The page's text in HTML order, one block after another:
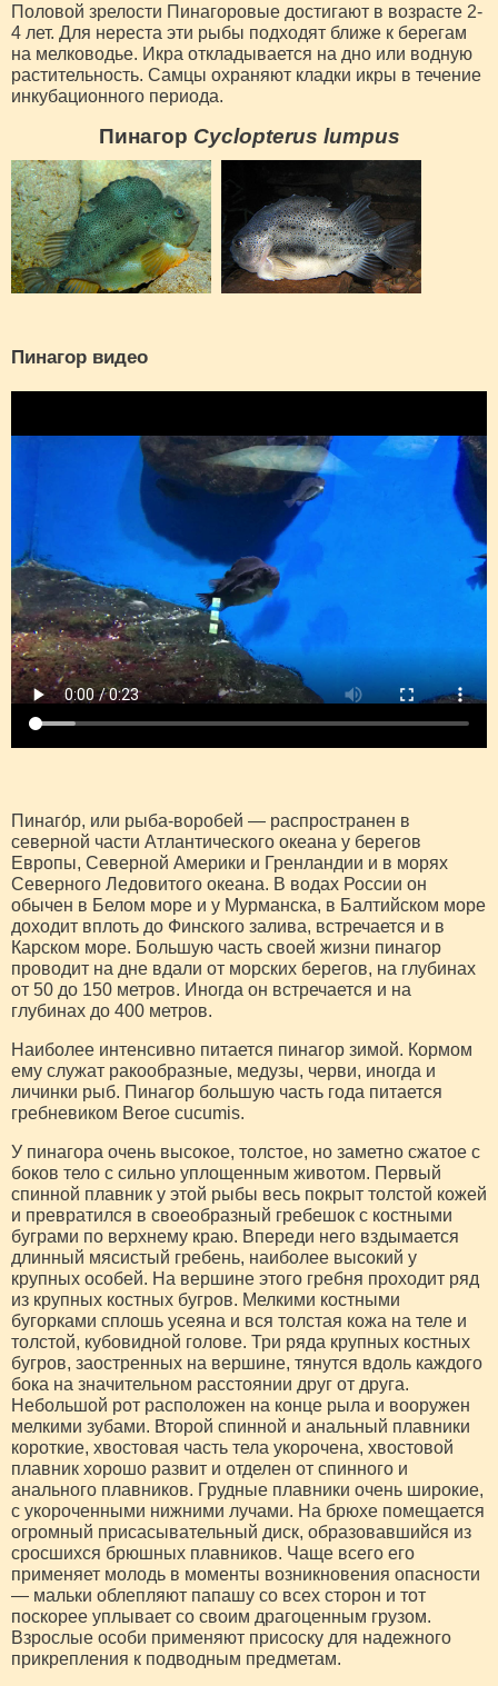
Половой зрелости Пинагоровые достигают в возрасте 2-
4 лет. Для нереста эти рыбы подходят ближе к берегам
на мелководье. Икра откладывается на дно или водную
растительность. Самцы охраняют кладки икры в течение
инкубационного периода.
Пинагор Cyclopterus lumpus
Пинагор видео
Пинаго́р, или рыба-воробей — распространен в
северной части Атлантического океана у берегов
Европы, Северной Америки и Гренландии и в морях
Северного Ледовитого океана. В водах России он
обычен в Белом море и у Мурманска, в Балтийском море
доходит вплоть до Финского залива, встречается и в
Карском море. Большую часть своей жизни пинагор
проводит на дне вдали от морских берегов, на глубинах
от 50 до 150 метров. Иногда он встречается и на
глубинах до 400 метров.
Наиболее интенсивно питается пинагор зимой. Кормом
ему служат ракообразные, медузы, черви, иногда и
личинки рыб. Пинагор большую часть года питается
гребневиком Beroe cucumis.
У пинагора очень высокое, толстое, но заметно сжатое с
боков тело с сильно уплощенным животом. Первый
спинной плавник у этой рыбы весь покрыт толстой кожей
и превратился в своеобразный гребешок с костными
буграми по верхнему краю. Впереди него вздымается
длинный мясистый гребень, наиболее высокий у
крупных особей. На вершине этого гребня проходит ряд
из крупных костных бугров. Мелкими костными
бугорками сплошь усеяна и вся толстая кожа на теле и
толстой, кубовидной голове. Три ряда крупных костных
бугров, заостренных на вершине, тянутся вдоль каждого
бока на значительном расстоянии друг от друга.
Небольшой рот расположен на конце рыла и вооружен
мелкими зубами. Второй спинной и анальный плавники
короткие, хвостовая часть тела укорочена, хвостовой
плавник хорошо развит и отделен от спинного и
анального плавников. Грудные плавники очень широкие,
с укороченными нижними лучами. На брюхе помещается
огромный присасывательный диск, образовавшийся из
сросшихся брюшных плавников. Чаще всего его
применяет молодь в моменты возникновения опасности
— мальки облепляют папашу со всех сторон и тот
поскорее уплывает со своим драгоценным грузом.
Взрослые особи применяют присоску для надежного
прикрепления к подводным предметам.